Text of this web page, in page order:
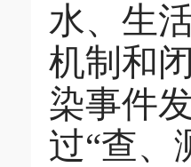
水、生
机制和
染事件
过“查、